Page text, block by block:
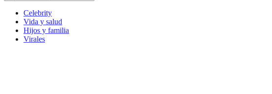
Celebrity
Vida y salud
Hijos y familia
Virales